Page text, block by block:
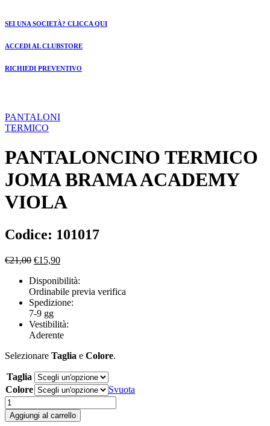
SEI UNA SOCIETÀ? CLICCA QUI
ACCEDI AL CLUBSTORE
RICHIEDI PREVENTIVO
PANTALONI
TERMICO
PANTALONCINO TERMICO
JOMA BRAMA ACADEMY
VIOLA
Codice: 101017
€21,00 Il
originale
era:
€21,00.
€15,90Il
attuale
è:
€15,90.
Disponibilità:
Ordinabile previa verifica
Spedizione:
7-9 gg
Vestibilità:
Aderente
Selezionare Taglia e Colore.
Taglia
Colore
Svuota
PANTALONCINO
TERMICO
JOMA
Aggiungi al carrello